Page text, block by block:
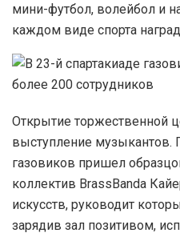
мини-футбол, волейбол и
каждом виде спорта
Открытие торжественной
выступление музыкантов.
газовиков пришел
коллектив BrassBanda
искусств, руководит
зарядив зал позитивом,